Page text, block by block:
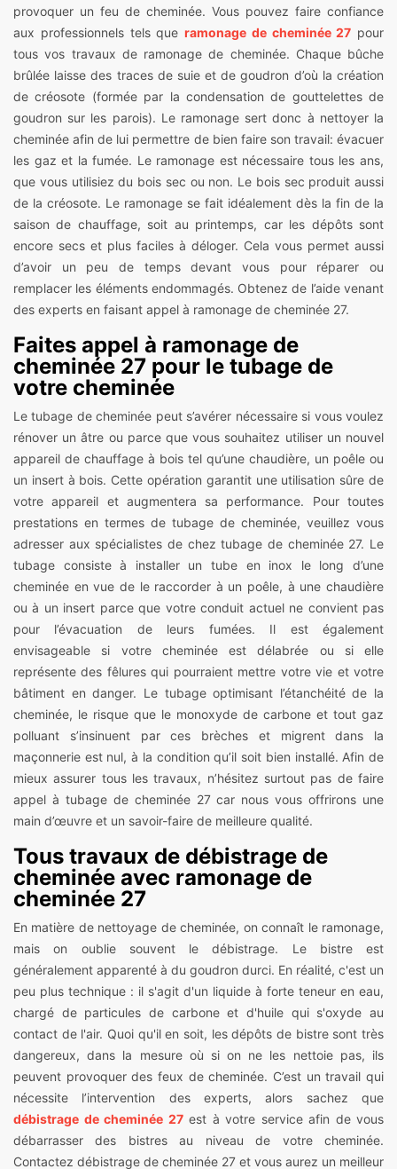
provoquer un feu de cheminée. Vous pouvez faire confiance
aux professionnels tels que ramonage de cheminée 27 pour
tous vos travaux de ramonage de cheminée. Chaque bûche
brûlée laisse des traces de suie et de goudron d’où la création
de créosote (formée par la condensation de gouttelettes de
goudron sur les parois). Le ramonage sert donc à nettoyer la
cheminée afin de lui permettre de bien faire son travail: évacuer
les gaz et la fumée. Le ramonage est nécessaire tous les ans,
que vous utilisiez du bois sec ou non. Le bois sec produit aussi
de la créosote. Le ramonage se fait idéalement dès la fin de la
saison de chauffage, soit au printemps, car les dépôts sont
encore secs et plus faciles à déloger. Cela vous permet aussi
d’avoir un peu de temps devant vous pour réparer ou
remplacer les éléments endommagés. Obtenez de l’aide venant
des experts en faisant appel à ramonage de cheminée 27.
Faites appel à ramonage de
cheminée 27 pour le tubage de
votre cheminée
Le tubage de cheminée peut s’avérer nécessaire si vous voulez
rénover un âtre ou parce que vous souhaitez utiliser un nouvel
appareil de chauffage à bois tel qu’une chaudière, un poêle ou
un insert à bois. Cette opération garantit une utilisation sûre de
votre appareil et augmentera sa performance. Pour toutes
prestations en termes de tubage de cheminée, veuillez vous
adresser aux spécialistes de chez tubage de cheminée 27. Le
tubage consiste à installer un tube en inox le long d’une
cheminée en vue de le raccorder à un poêle, à une chaudière
ou à un insert parce que votre conduit actuel ne convient pas
pour l’évacuation de leurs fumées. Il est également
envisageable si votre cheminée est délabrée ou si elle
représente des fêlures qui pourraient mettre votre vie et votre
bâtiment en danger. Le tubage optimisant l’étanchéité de la
cheminée, le risque que le monoxyde de carbone et tout gaz
polluant s’insinuent par ces brèches et migrent dans la
maçonnerie est nul, à la condition qu’il soit bien installé. Afin de
mieux assurer tous les travaux, n’hésitez surtout pas de faire
appel à tubage de cheminée 27 car nous vous offrirons une
main d’œuvre et un savoir-faire de meilleure qualité.
Tous travaux de débistrage de
cheminée avec ramonage de
cheminée 27
En matière de nettoyage de cheminée, on connaît le ramonage,
mais on oublie souvent le débistrage. Le bistre est
généralement apparenté à du goudron durci. En réalité, c'est un
peu plus technique : il s'agit d'un liquide à forte teneur en eau,
chargé de particules de carbone et d'huile qui s'oxyde au
contact de l'air. Quoi qu'il en soit, les dépôts de bistre sont très
dangereux, dans la mesure où si on ne les nettoie pas, ils
peuvent provoquer des feux de cheminée. C’est un travail qui
nécessite l’intervention des experts, alors sachez que
débistrage de cheminée 27est à votre service afin de vous
débarrasser des bistres au niveau de votre cheminée.
Contactez débistrage de cheminée 27 et vous aurez un meilleur